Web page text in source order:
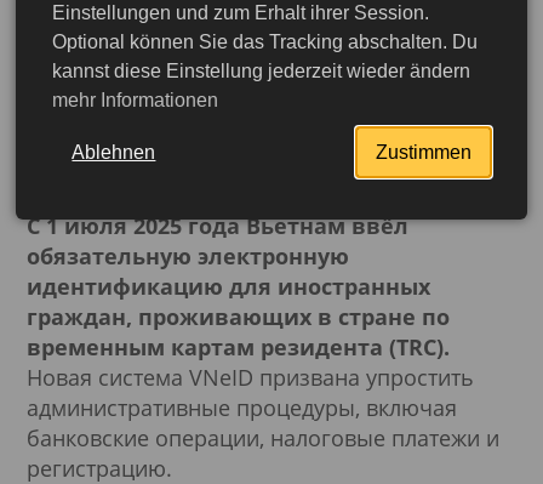
13.08.2025
Вьетнам упрощает
жизнь владельцам TRC:
запущена система VNeID
С 1 июля 2025 года Вьетнам ввёл
обязательную электронную
идентификацию для иностранных
граждан, проживающих в стране по
временным картам резидента (TRC).
Новая система VNeID призвана упростить
административные процедуры, включая
банковские операции, налоговые платежи и
регистрацию.
Einstellungen und zum Erhalt ihrer Session.
Optional können Sie das Tracking abschalten. Du
kannst diese Einstellung jederzeit wieder ändern
mehr Informationen
Ablehnen Zustimmen